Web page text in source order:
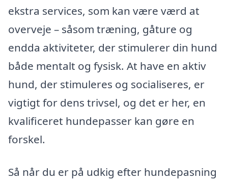
ekstra services, som kan være værd at
overveje – såsom træning, gåture og
endda aktiviteter, der stimulerer din hund
både mentalt og fysisk. At have en aktiv
hund, der stimuleres og socialiseres, er
vigtigt for dens trivsel, og det er her, en
kvalificeret hundepasser kan gøre en
forskel.
Så når du er på udkig efter hundepasning